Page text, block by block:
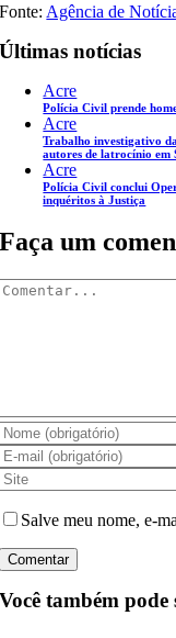
Fonte: Agência de
Últimas notícias
Acre
Polícia Civil prende
Acre
Trabalho investigativo
autores de latrocínio em
Acre
Polícia Civil conclui
inquéritos à Justiça
Faça um
Salve meu nome, e-
Você também pode